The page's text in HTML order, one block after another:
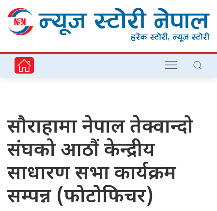
सौराहामा नेपाल तेक्वान्दो
संघको आठौं केन्द्रीय
साधारण सभा कार्यक्रम
सम्पन्न (फोटोफिचर)